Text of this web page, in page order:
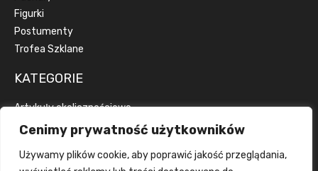
Cenimy prywatność użytkowników
Używamy plików cookie, aby poprawić jakość przeglądania,
Figurki
Postumenty
Trofea Szklane
KATEGORIE
Artykuły okolicznościowe
Artykuły reklamowe
Emblematy